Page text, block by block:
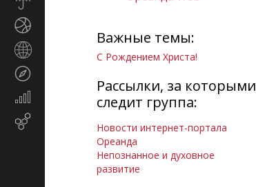
Экономика
маркетинг
Важные темы:
С Рождением Христа!
Рассылки, за которыми
следит группа:
Новости интернет-портала
Ореанда
Непознанное и духовное
развитие